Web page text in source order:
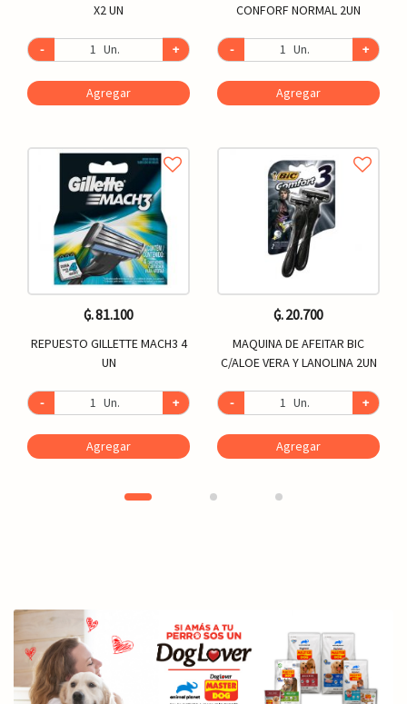
X2 UN
- Un. +
Agregar
₲. 81.100
REPUESTO GILLETTE MACH3 4
UN
- Un. +
Agregar
CONFORF NORMAL 2UN
- Un. +
Agregar
₲. 20.700
MAQUINA DE AFEITAR BIC
C/ALOE VERA Y LANOLINA 2UN
- Un. +
Agregar